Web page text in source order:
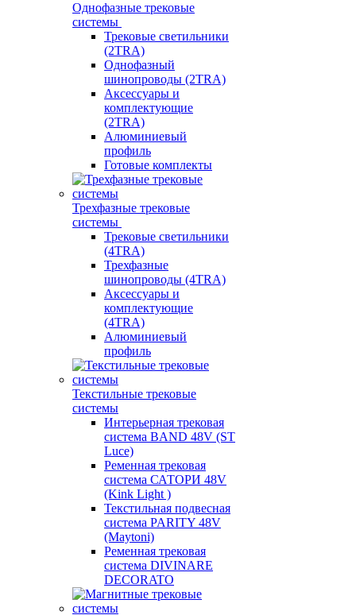
Однофазные трековые
системы
Трековые светильники
(2TRA)
Однофазный
шинопроводы (2TRA)
Аксессуары и
комплектующие
(2TRA)
Алюминиевый
профиль
Готовые комплекты
Трехфазные трековые
системы
Трековые светильники
(4TRA)
Трехфазные
шинопроводы (4TRA)
Аксессуары и
комплектующие
(4TRA)
Алюминиевый
профиль
Текстильные трековые
системы
Интерьерная трековая
система BAND 48V (ST
Luce)
Ременная трековая
система САТОРИ 48V
(Kink Light )
Текстильная подвесная
система PARITY 48V
(Maytoni)
Ременная трековая
система DIVINARE
DECORATO